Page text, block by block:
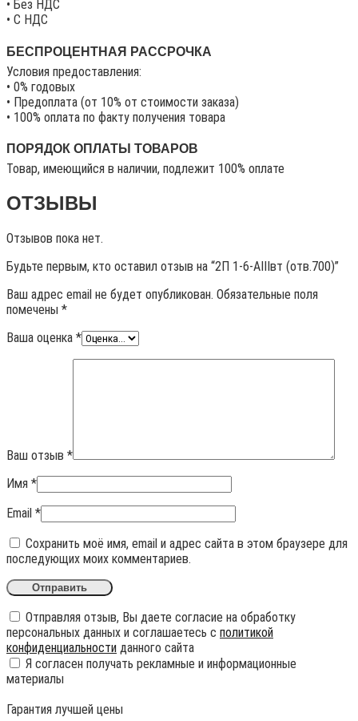
• Без НДС
• C НДС
БЕСПРОЦЕНТНАЯ РАССРОЧКА
Условия предоставления:
• 0% годовых
• Предоплата (от 10% от стоимости заказа)
• 100% оплата по факту получения товара
ПОРЯДОК ОПЛАТЫ ТОВАРОВ
Товар, имеющийся в наличии, подлежит 100% оплате
ОТЗЫВЫ
Отзывов пока нет.
Будьте первым, кто оставил отзыв на “2П 1-6-АIIIвт (отв.700)”
Ваш адрес email не будет опубликован. Обязательные поля
помечены *
Ваша оценка *
Ваш отзыв *
Имя *
Email *
Сохранить моё имя, email и адрес сайта в этом браузере для
последующих моих комментариев.
Отправляя отзыв, Вы даете согласие на обработку
персональных данных и соглашаетесь с политикой
конфиденциальности данного сайта
Я согласен получать рекламные и информационные
материалы
Гарантия лучшей цены